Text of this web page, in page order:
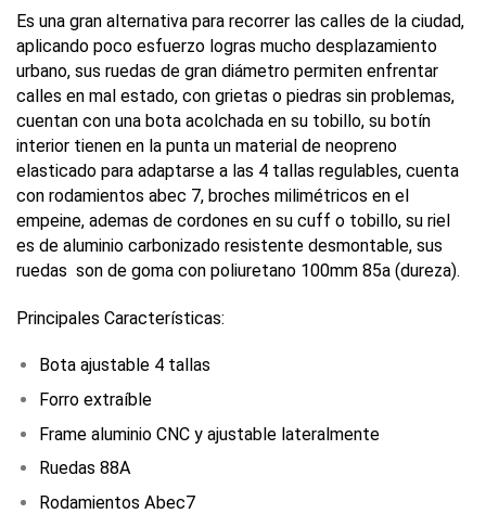
Es una gran alternativa para recorrer las calles de la ciudad,
aplicando poco esfuerzo logras mucho desplazamiento
urbano, sus ruedas de gran diámetro permiten enfrentar
calles en mal estado, con grietas o piedras sin problemas,
cuentan con una bota acolchada en su tobillo, su botín
interior tienen en la punta un material de neopreno
elasticado para adaptarse a las 4 tallas regulables, cuenta
con rodamientos abec 7, broches milimétricos en el
empeine, ademas de cordones en su cuff o tobillo, su riel
es de aluminio carbonizado resistente desmontable, sus
ruedas son de goma con poliuretano 100mm 85a (dureza).
Principales Características:
Bota ajustable 4 tallas
Forro extraíble
Frame aluminio CNC y ajustable lateralmente
Ruedas 88A
Rodamientos Abec7